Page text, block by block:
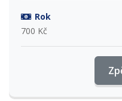
Rok
700 Kč